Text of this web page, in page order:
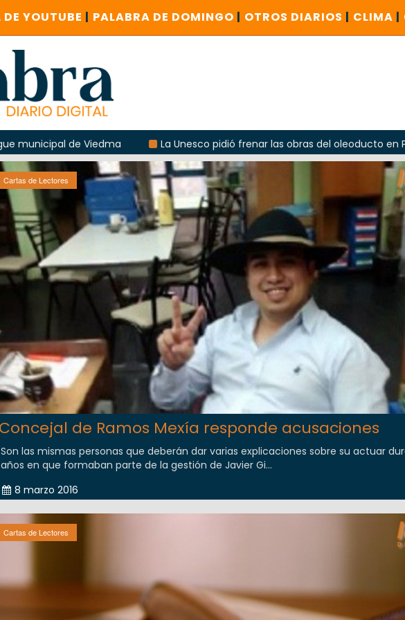
YOUTUBE | PALABRA DE DOMINGO | OTROS DIARIOS | CLIMA |
Viedma La Unesco pidió frenar las obras del oleoducto en Punta Colorada
Cartas de Lectores
Concejal de Ramos Mexía responde acusaciones
Son las mismas personas que deberán dar varias explicaciones sobre su actuar
años en que formaban parte de la gestión de Javier Gi...
8 marzo 2016
Cartas de Lectores